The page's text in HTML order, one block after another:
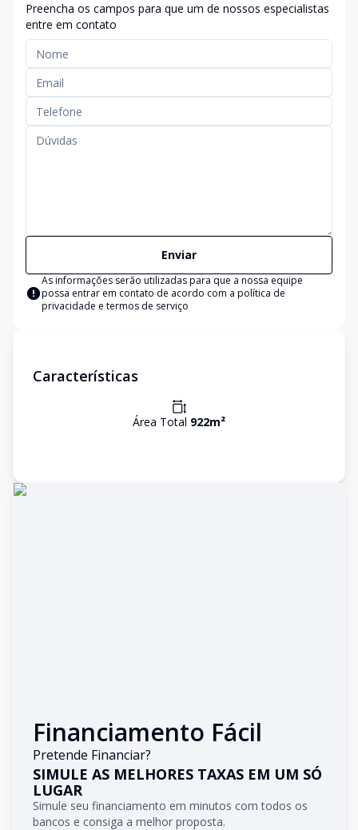
Preencha os campos para que um de nossos especialistas
entre em contato
Enviar
As informações serão utilizadas para que a nossa equipe
possa entrar em contato de acordo com a política de
privacidade e termos de serviço
Características
Área Total 922m²
Financiamento Fácil
Pretende Financiar?
SIMULE AS MELHORES TAXAS EM UM SÓ
LUGAR
Simule seu financiamento em minutos com todos os
bancos e consiga a melhor proposta.